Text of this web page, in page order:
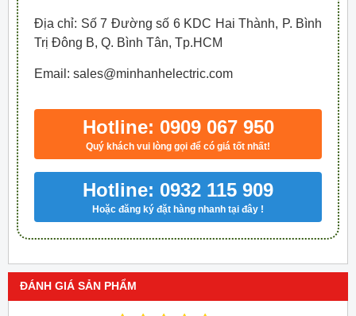
Địa chỉ: Số 7 Đường số 6 KDC Hai Thành, P. Bình
Trị Đông B, Q. Bình Tân, Tp.HCM
Email: sales@minhanhelectric.com
Hotline: 0909 067 950
Quý khách vui lòng gọi để có giá tốt nhất!
Hotline: 0932 115 909
Hoặc đăng ký đặt hàng nhanh tại đây !
ĐÁNH GIÁ SẢN PHẨM